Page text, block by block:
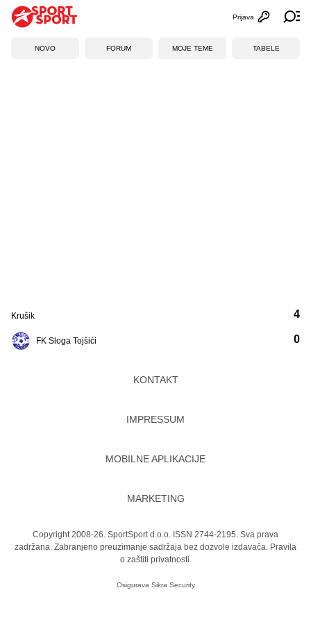
Otvori
Prijava
NOVO FORUM MOJE TEME TABELE
Krušik
FK Sloga Tojšići
4
0
KONTAKT
IMPRESSUM
MOBILNE APLIKACIJE
MARKETING
Copyright 2008-26. SportSport d.o.o. ISSN 2744-2195. Sva prava
zadržana. Zabranjeno preuzimanje sadržaja bez dozvole izdavača. Pravila
o zaštiti privatnosti.
Osigurava Sikra Security